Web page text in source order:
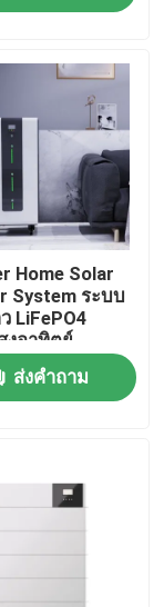
Home Solar
System ระบบ
LiFePO4
งอาทิตย์
ส่งคำถาม